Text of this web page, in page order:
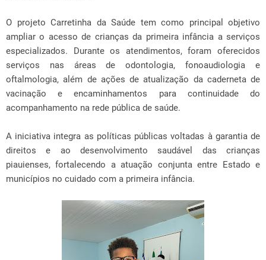
O projeto Carretinha da Saúde tem como principal objetivo
ampliar o acesso de crianças da primeira infância a serviços
especializados. Durante os atendimentos, foram oferecidos
serviços nas áreas de odontologia, fonoaudiologia e
oftalmologia, além de ações de atualização da caderneta de
vacinação e encaminhamentos para continuidade do
acompanhamento na rede pública de saúde.
A iniciativa integra as políticas públicas voltadas à garantia de
direitos e ao desenvolvimento saudável das crianças
piauienses, fortalecendo a atuação conjunta entre Estado e
municípios no cuidado com a primeira infância.